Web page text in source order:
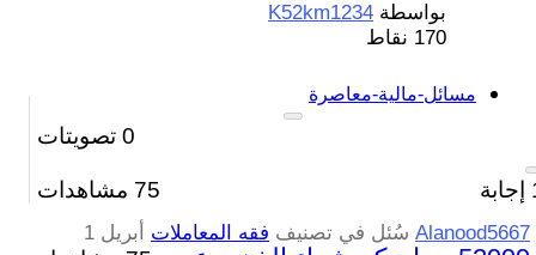
بواسطة K52km1234
170 نقاط
مسائل-مالية-معاصرة
0 تصويتات
إجابة 75 مشاهدات
Alanood5667 سُئل في تصنيف فقه المعاملات أبريل 1